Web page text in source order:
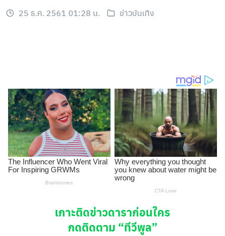
25 ธ.ค. 2561 01:28 น. ข่าวบันเทิง
เกาะติดข่าวดาราก่อนใคร
กดติดตาม “ทีวีพูล”